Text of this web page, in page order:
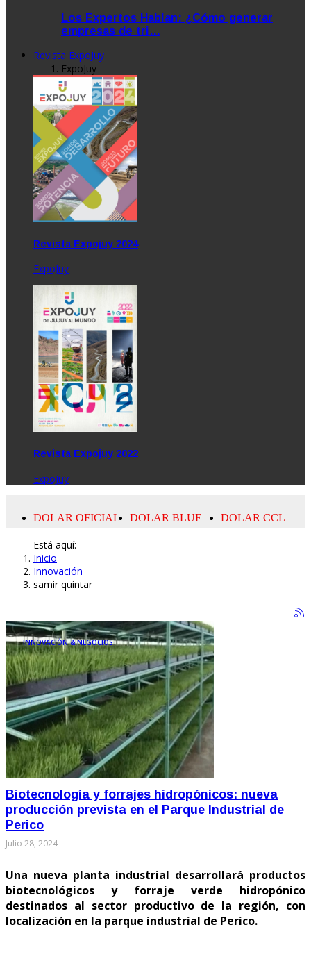
Los Expertos Hablan: ¿Cómo generar
empresas de tri…
Revista ExpoJuy
ExpoJuy
Revista Expojuy 2024
ExpoJuy
Revista Expojuy 2022
ExpoJuy
Está aquí:
Inicio
Innovación
samir quintar
INNOVACIÓN & NEGOCIOS
Biotecnología y forrajes hidropónicos: nueva
producción prevista en el Parque Industrial de
Perico
Julio 28, 2024
Una nueva planta industrial desarrollará productos
biotecnológicos y forraje verde hidropónico
destinados al sector productivo de la región, con
localización en la parque industrial de Perico.